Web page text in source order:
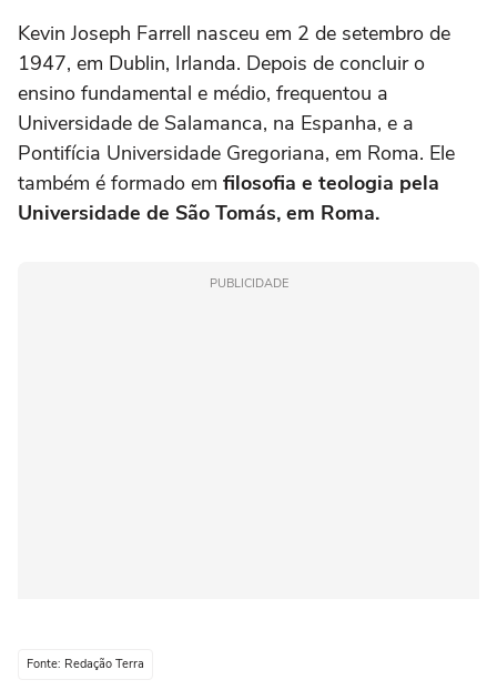
Kevin Joseph Farrell nasceu em 2 de setembro de
1947, em Dublin, Irlanda. Depois de concluir o
ensino fundamental e médio, frequentou a
Universidade de Salamanca, na Espanha, e a
Pontifícia Universidade Gregoriana, em Roma. Ele
também é formado em filosofia e teologia pela
Universidade de São Tomás, em Roma.
PUBLICIDADE
Fonte: Redação Terra